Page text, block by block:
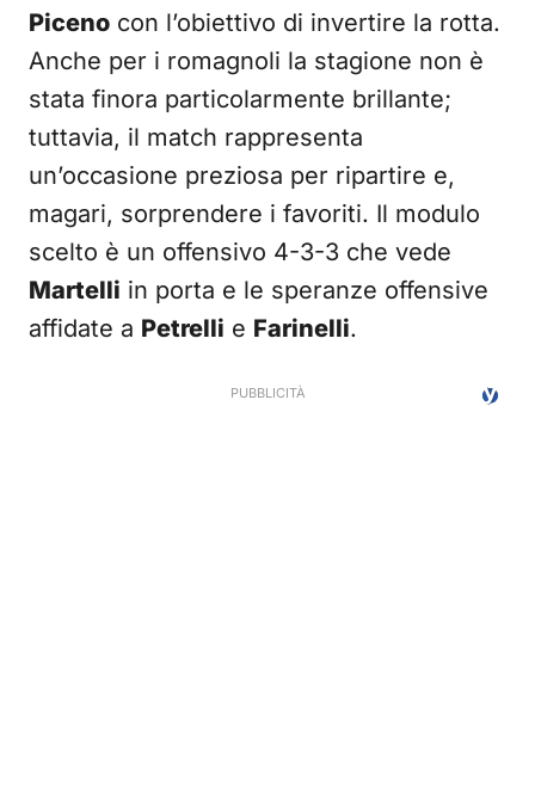
Piceno con l’obiettivo di invertire la rotta.
Anche per i romagnoli la stagione non è
stata finora particolarmente brillante;
tuttavia, il match rappresenta
un’occasione preziosa per ripartire e,
magari, sorprendere i favoriti. Il modulo
scelto è un offensivo 4-3-3 che vede
Martelli in porta e le speranze offensive
affidate a Petrelli e Farinelli.